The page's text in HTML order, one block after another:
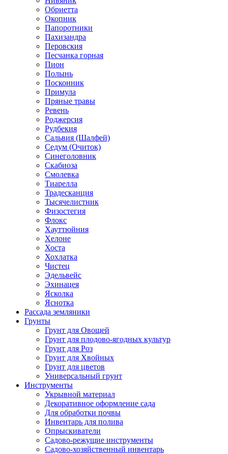
Обриетта
Окопник
Папоротники
Пахизандра
Перовския
Песчанка горная
Пион
Полынь
Посконник
Примула
Пряные травы
Ревень
Роджерсия
Рудбекия
Сальвия (Шалфей)
Седум (Очиток)
Синеголовник
Скабиоза
Смолевка
Тиарелла
Традесканция
Тысячелистник
Физостегия
Флокс
Хауттюйния
Хелоне
Хоста
Хохлатка
Чистец
Эдельвейс
Эхинацея
Ясколка
Яснотка
Рассада земляники
Грунты
Грунт для Овощей
Грунт для плодово-ягодных культур
Грунт для Роз
Грунт для Хвойных
Грунт для цветов
Универсальный грунт
Инструменты
Укрывной материал
Декоративное оформление сада
Для обработки почвы
Инвентарь для полива
Опрыскиватели
Садово-режущие инструменты
Садово-хозяйственный инвентарь